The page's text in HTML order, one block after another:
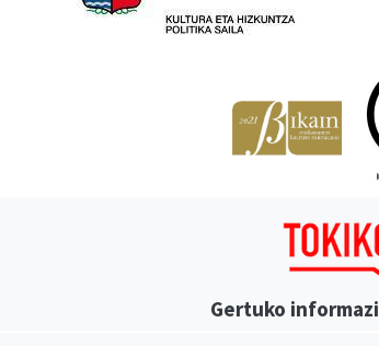
Gertuko